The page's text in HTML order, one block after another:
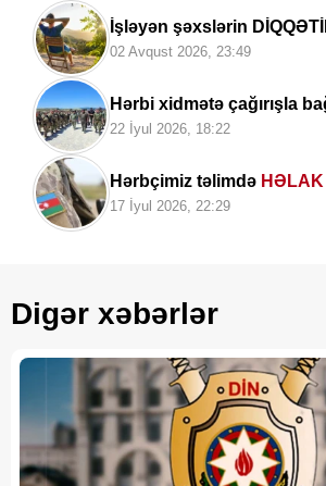
İşləyən şəxslərin
sonra...
02 Avqust 2026, 23:49
Hərbi xidmətə çağırışla
verilən suala cavab..
22 İyul 2026, 18:22
Hərbçimiz təlimdə HƏLAK
17 İyul 2026, 22:29
Digər xəbərlər